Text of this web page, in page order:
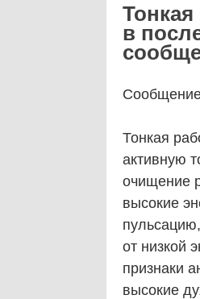
в
Тонкая
активную
очищение
высокие
от низкой
признаки
высокие